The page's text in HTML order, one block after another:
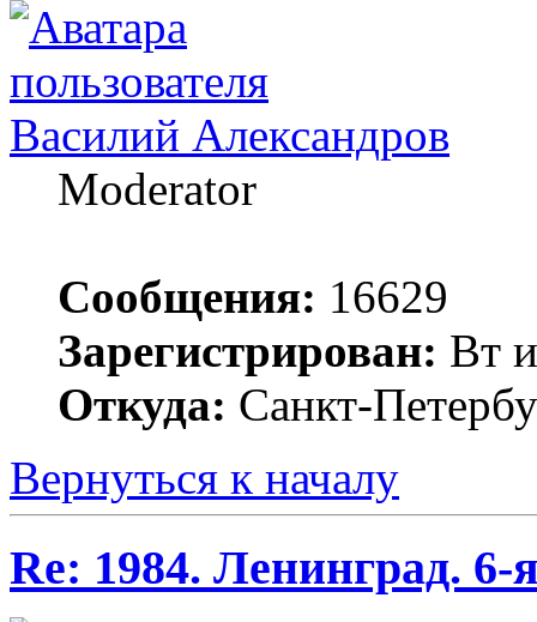
Василий Александров
Moderator
Сообщения: 16629
Зарегистрирован: Вт
Откуда: Санкт-
Вернуться к началу
Re: 1984. Ленинград.